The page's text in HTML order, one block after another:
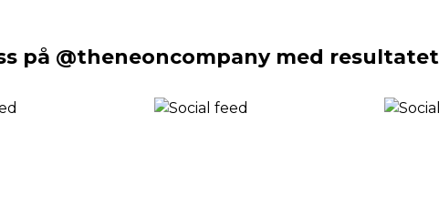
på @theneoncompany med resultatet